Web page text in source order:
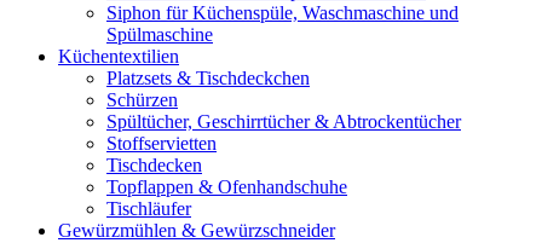
Siphon für Küchenspüle, Waschmaschine und
Spülmaschine
Küchentextilien
Platzsets & Tischdeckchen
Schürzen
Spültücher, Geschirrtücher & Abtrockentücher
Stoffservietten
Tischdecken
Topflappen & Ofenhandschuhe
Tischläufer
Gewürzmühlen & Gewürzschneider